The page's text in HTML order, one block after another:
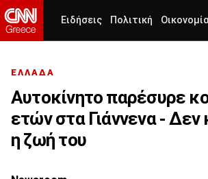
Ειδήσεις Πολιτική
ΕΛΛΑΔΑ
Αυτοκίνητο παρέσυρε
ετών στα Γιάννενα - Δεν
η ζωή του